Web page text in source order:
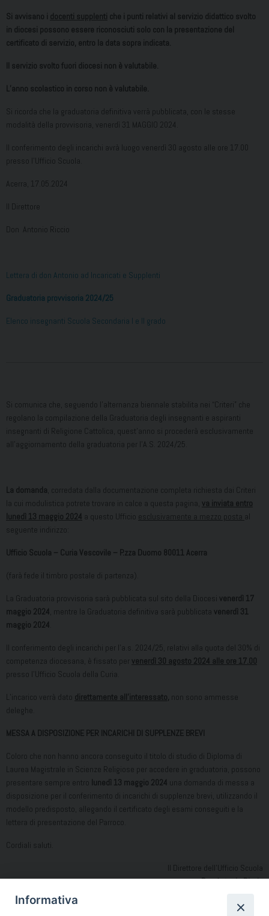
Si avvisano i docenti supplenti che i punti relativi al servizio didattico svolto
in diocesi possono essere riconosciuti solo con la presentazione del
certificato di servizio, entro la data sopra indicata.
Il servizio svolto fuori diocesi non è valutabile.
L’anno scolastico in corso non è valutabile.
Si ricorda che la graduatoria definitiva verrà pubblicata, con le stesse
modalità della provvisoria, venerdì 31 MAGGIO 2024.
Il conferimento degli incarichi avrà luogo venerdì 30 agosto alle ore 17.00
presso l’Ufficio Scuola.
Acerra, 17.05.2024
Il Direttore
Don Antonio Riccio
Lettera di don Antonio ad Incaricati e Supplenti
Graduatoria provvisoria 2024/25
Elenco insegnanti Scuola Secondaria I e II grado
Si comunica che, seguendo l’alternanza biennale stabilita nei “Criteri” che
regolano la compilazione della Graduatoria degli insegnanti e aspiranti
insegnanti di Religione Cattolica, quest’anno si procederà esclusivamente
all’aggiornamento della graduatoria per l’A.S. 2024/25.
La domanda, corredata dalla documentazione completa richiesta dai Criteri
la cui modulistica potrete trovare in calce a questa pagina, va inviata entro
lunedì 13 maggio 2024
a questo Ufficio esclusivamente a mezzo posta al
seguente indirizzo:
Ufficio Scuola – Curia Vescovile – P.zza Duomo 80011 Acerra
(farà fede il timbro postale di partenza).
La Graduatoria provvisoria sarà pubblicata sul sito della Diocesi venerdì 17
maggio 2024 , mentre la Graduatoria definitiva sarà pubblicata venerdì 31
maggio 2024
Il conferimento degli incarichi per l’a.s. 2024/25, relativi alla quota del 30% di
competenza diocesana, è fissato per venerdì 30 agosto 2024 alle ore 17.00
presso l’Ufficio Scuola della Curia.
L’incarico verrà dato direttamente all’interessato, non sono ammesse
deleghe.
MESSA A DISPOSIZIONE PER INCARICHI DI SUPPLENZE BREVI
Coloro che non hanno ancora conseguito il titolo di studio di Diploma di
Laurea Magistrale in Scienze Religiose per accedere in graduatoria, possono
presentare sempre entro lunedì 13 maggio 2024 una domanda di messa a
disposizione per il conferimento di incarichi di supplenze brevi, utilizzando il
modello predisposto, allegando il certificato degli esami conseguiti e la
lettera di presentazione del Parroco.
Cordiali saluti.
Il Direttore dell’Ufficio Scuola
Don Antonio Riccio
Informativa